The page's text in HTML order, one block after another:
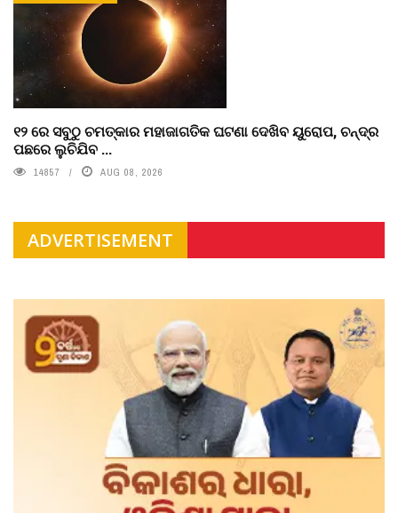
୧୨ ରେ ସବୁଠୁ ଚମତ୍କାର ମହାଜାଗତିକ ଘଟଣା ଦେଖିବ ୟୁରୋପ, ଚନ୍ଦ୍ର
ପଛରେ ଲୁଚିଯିବ ...
14857 AUG 08, 2026
ADVERTISEMENT